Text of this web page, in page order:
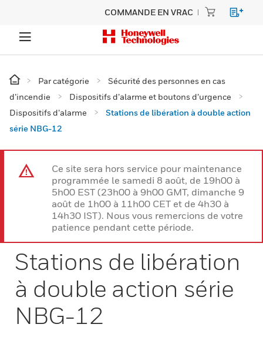
COMMANDE EN VRAC
Par catégorie
Sécurité des personnes en cas
d’incendie
Dispositifs d’alarme et boutons d’urgence
Dispositifs d’alarme
Stations de libération à double action
série NBG-12
Ce site sera hors service pour maintenance
programmée le samedi 8 août, de 19h00 à
5h00 EST (23h00 à 9h00 GMT, dimanche 9
août de 1h00 à 11h00 CET et de 4h30 à
14h30 IST). Nous vous remercions de votre
patience pendant cette période.
Stations de libération
à double action série
NBG-12